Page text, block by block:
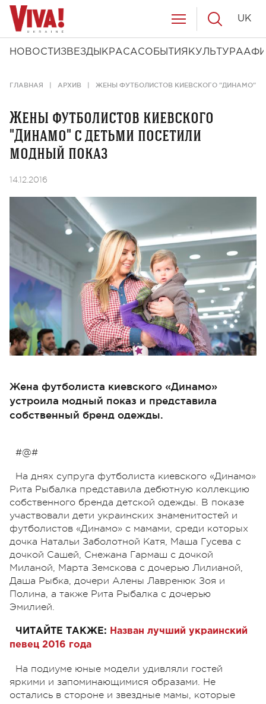
НОВОСТИ ЗВЕЗДЫ КРАСАСОБЫТИЯ КУЛЬТУРА
UK
ГЛАВНАЯ АРХИВ ЖЕНЫ ФУТБОЛИСТОВ КИЕВСКОГО "ДИНАМО" С
Жены футболистов киевского
"Динамо" с детьми посетили
модный показ
14.12.2016
Жена футболиста киевского «Динамо»
устроила модный показ и представила
собственный бренд одежды.
#@#
На днях супруга футболиста киевского «Динамо»
Рита Рыбалка представила дебютную коллекцию
собственного бренда детской одежды. В показе
участвовали дети украинских знаменитостей и
футболистов «Динамо» с мамами, среди которых
дочка Натальи Заболотной Катя, Маша Гусева с
дочкой Сашей, Снежана Гармаш с дочкой
Миланой, Марта Земскова с дочерью Лилианой,
Даша Рыбка, дочери Алены Лавренюк Зоя и
Полина, а также Рита Рыбалка с дочерью
Эмилией.
ЧИТАЙТЕ ТАКЖЕ: Назван лучший украинский
певец 2016 года
На подиуме юные модели удивляли гостей
яркими и запоминающимися образами. Не
остались в стороне и звездные мамы, которые